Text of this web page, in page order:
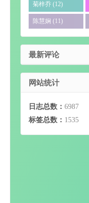
菊梓乔 (12)
陈慧娴 (11)
最新评论
网站统计
日志总数： 6987
标签总数： 1535